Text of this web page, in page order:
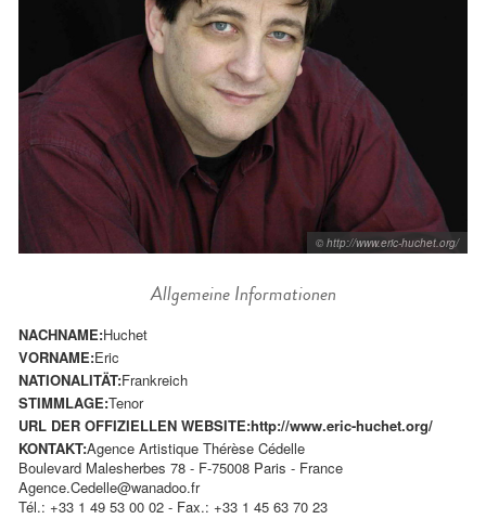
© http://www.eric-huchet.org/
Allgemeine Informationen
NACHNAME:Huchet
VORNAME:Eric
NATIONALITÄT:Frankreich
STIMMLAGE:Tenor
URL DER OFFIZIELLEN WEBSITE:http://www.eric-huchet.org/
KONTAKT:Agence Artistique Thérèse Cédelle
Boulevard Malesherbes 78 - F-75008 Paris - France
Agence.Cedelle@wanadoo.fr
Tél.: +33 1 49 53 00 02 - Fax.: +33 1 45 63 70 23